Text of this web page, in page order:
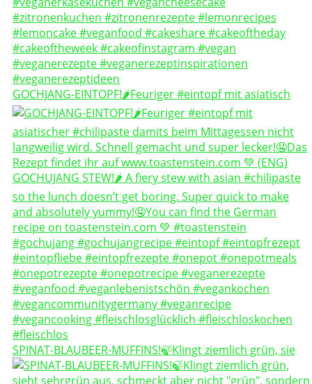
GOCHJANG-EINTOPF!🌶️Feuriger #eintopf mit asiatisch
SPINAT-BLAUBEER-MUFFINS!🍃Klingt ziemlich grün, sie